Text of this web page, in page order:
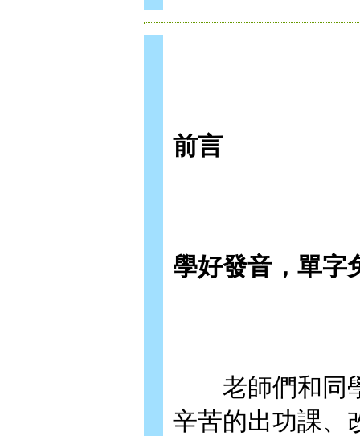
前言
學好發音，單字
老師們和同學
辛苦的出功課、